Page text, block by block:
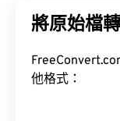
將原始檔
他格式：